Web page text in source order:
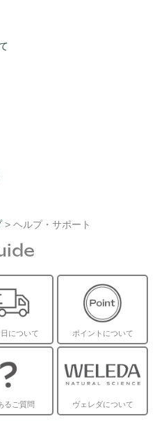
> ヘルプ・サポート
について ポイントについて
るご質問 ヴェレダについて